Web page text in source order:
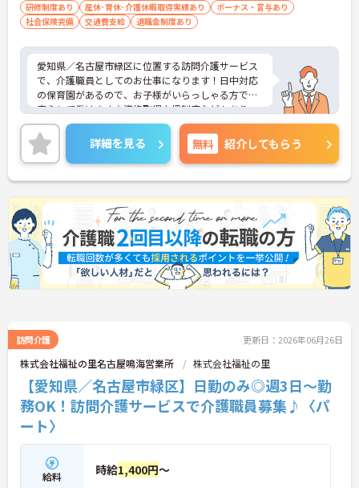
研修制度あり
産休･育休･介護休暇取得実績あり
ボーナス・賞与あり
社会保険完備
交通費支給 退職金制度あり
愛知県／名古屋市緑区に位置する訪問介護サービス
で、介護職員としてのお仕事になります！日中対応
の保育園があるので、お子様がいらっしゃる方でも
安心して働けます♪資格取得支援制度などもあり、
ご自身の更なるキャリアアップも目指すことができ
ます！ご興味ある方は面接ポイントをお伝えします
ので、お気軽にお問い合わせください♪
詳細を見る 無料 紹介してもらう
訪問介護 更新日：2026年06月26日
株式会社福祉の里名古屋鳴海営業所 株式会社福祉の里
【愛知県／名古屋市緑区】日勤のみ◎週3日～勤
務OK！訪問介護サービスで介護職員募集♪〈パ
ート〉
給料 時給1,400円～